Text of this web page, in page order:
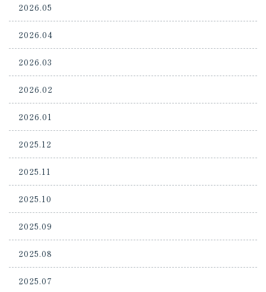
2026.05
2026.04
2026.03
2026.02
2026.01
2025.12
2025.11
2025.10
2025.09
2025.08
2025.07